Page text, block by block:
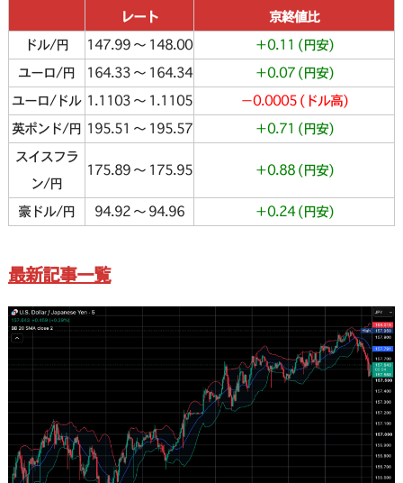
レート
京終値比
ドル/円
147.99 〜 148.00
＋0.11 (円安)
ユーロ/円
164.33 〜 164.34
＋0.07 (円安)
ユーロ/ドル 1.1103 〜 1.1105
−0.0005 (ドル高)
英ポンド/円 195.51 〜 195.57
＋0.71 (円安)
スイスフラ
ン/円
175.89 〜 175.95 ＋0.88 (円安)
豪ドル/円 94.92 〜 94.96 ＋0.24 (円安)
最新記事一覧